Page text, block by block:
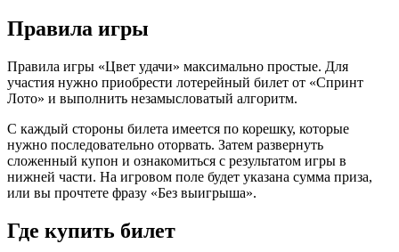
Правила игры
Правила игры «Цвет удачи» максимально простые. Для
участия нужно приобрести лотерейный билет от «Спринт
Лото» и выполнить незамысловатый алгоритм.
С каждый стороны билета имеется по корешку, которые
нужно последовательно оторвать. Затем развернуть
сложенный купон и ознакомиться с результатом игры в
нижней части. На игровом поле будет указана сумма приза,
или вы прочтете фразу «Без выигрыша».
Где купить билет